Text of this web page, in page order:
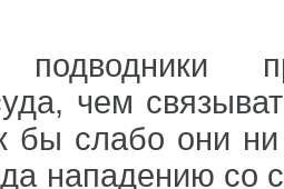
подводники
чем
бы слабо они
нападению со